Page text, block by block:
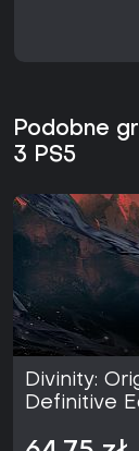
Podobne
3 PS5
Divinity:
Definitive